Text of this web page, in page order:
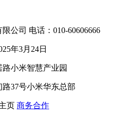
公司 电话：010-60606666
年3月24日
小米智慧产业园
37号小米华东总部
页 商务合作